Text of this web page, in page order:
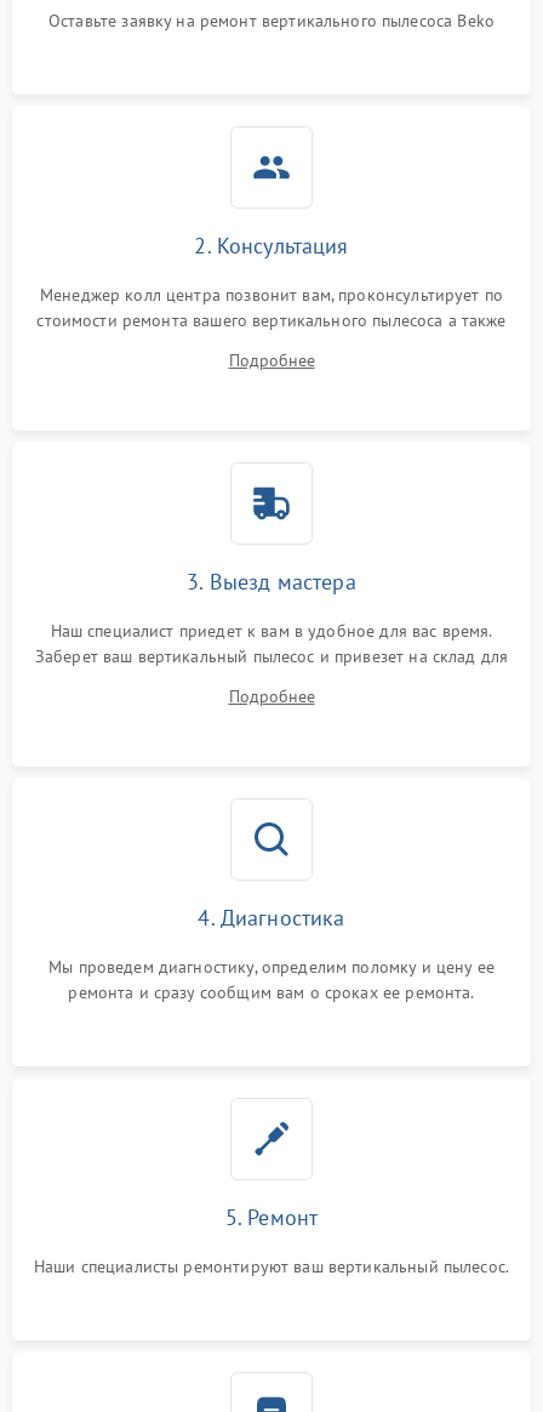
Оставьте заявку на ремонт вертикального пылесоса Beko
2. Консультация
Менеджер колл центра позвонит вам, проконсультирует по
стоимости ремонта вашего вертикального пылесоса а также
Подробнее
3. Выезд мастера
Наш специалист приедет к вам в удобное для вас время.
Заберет ваш вертикальный пылесос и привезет на склад для
Подробнее
4. Диагностика
Мы проведем диагностику, определим поломку и цену ее
ремонта и сразу сообщим вам о сроках ее ремонта.
5. Ремонт
Наши специалисты ремонтируют ваш вертикальный пылесос.